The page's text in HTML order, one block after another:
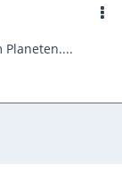
Planeten....